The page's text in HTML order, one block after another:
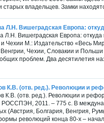
старых владельцев. Замки
Л.Н. Вишеградская Европа:
Вишеградская Европа: откуда
Чехии М.: Издательство «Весь
Чехии, Словакии и
проблем. Два десятилетия
К.В. (отв. ред.). Революции и
К.В. (отв. ред.). Революции и
РОССПЭН, 2011. – 775 с. В
(Австрия, Болгария, Венгрия,
революций конца 80-х –